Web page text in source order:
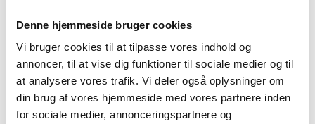
Denne hjemmeside bruger cookies
Vi bruger cookies til at tilpasse vores indhold og
annoncer, til at vise dig funktioner til sociale medier og til
at analysere vores trafik. Vi deler også oplysninger om
din brug af vores hjemmeside med vores partnere inden
for sociale medier, annonceringspartnere og